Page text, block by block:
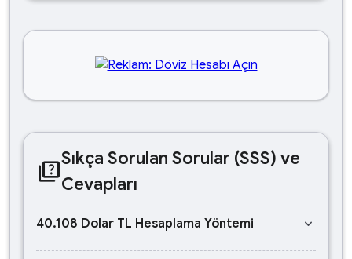
quizSıkça Sorulan Sorular (SSS) ve
Cevapları
40.108 Dolar TL Hesaplama Yöntemi keyboard_arrow_down